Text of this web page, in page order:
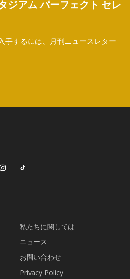
ジアム パーフェクト セレ
手するには、月刊ニュースレター
私たちに関しては
ニュース
お問い合わせ
Privacy Policy